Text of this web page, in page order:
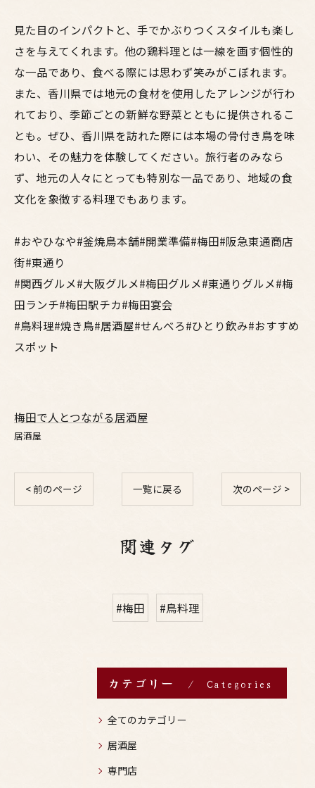
見た目のインパクトと、手でかぶりつくスタイルも楽し
さを与えてくれます。他の鶏料理とは一線を画す個性的
な一品であり、食べる際には思わず笑みがこぼれます。
また、香川県では地元の食材を使用したアレンジが行わ
れており、季節ごとの新鮮な野菜とともに提供されるこ
とも。ぜひ、香川県を訪れた際には本場の骨付き鳥を味
わい、その魅力を体験してください。旅行者のみなら
ず、地元の人々にとっても特別な一品であり、地域の食
文化を象徴する料理でもあります。
#おやひなや#釜焼鳥本舗#開業準備#梅田#阪急東通商店
街#東通り
#関西グルメ#大阪グルメ#梅田グルメ#東通りグルメ#梅
田ランチ#梅田駅チカ#梅田宴会
#鳥料理#焼き鳥#居酒屋#せんべろ#ひとり飲み#おすすめ
スポット
梅田で人とつながる居酒屋
居酒屋
< 前のページ 一覧に戻る 次のページ >
関連タグ
#梅田 #鳥料理
カテゴリー Categories
全てのカテゴリー
居酒屋
専門店